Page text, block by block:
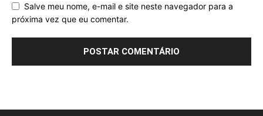
Salve meu nome, e-mail e site neste navegador para a
próxima vez que eu comentar.